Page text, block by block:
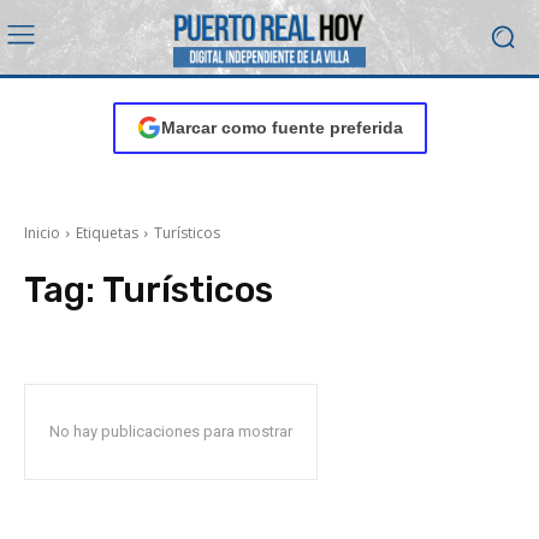
Marcar como fuente preferida
Inicio Etiquetas Turísticos
Tag: Turísticos
No hay publicaciones para mostrar